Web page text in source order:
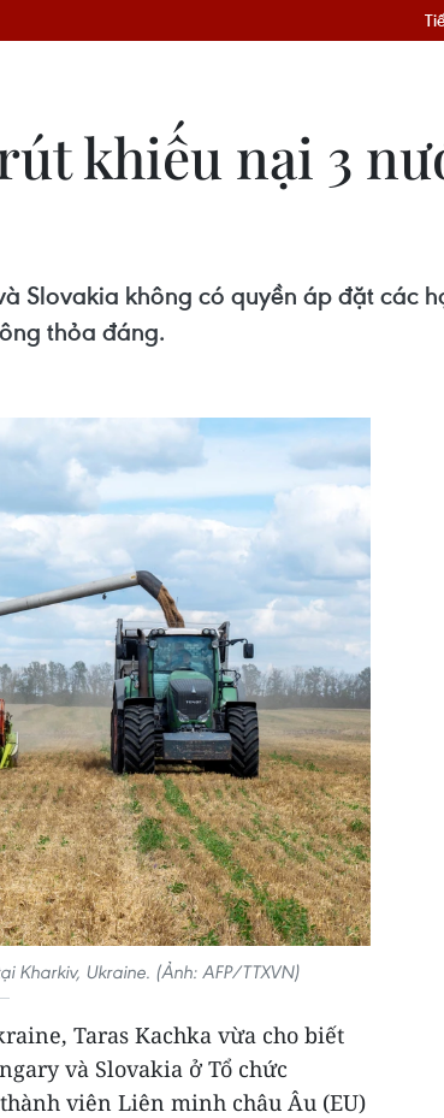
khiếu nại 3
Slovakia không có quyền áp đặt các
thỏa đáng.
Kharkiv, Ukraine. (Ảnh: AFP/TTXVN)
Taras Kachka vừa cho biết
và Slovakia ở Tổ chức
viên Liên minh châu Âu (EU)